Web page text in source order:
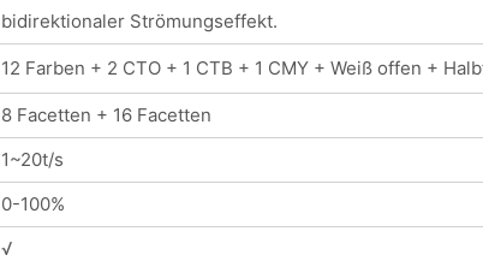
bidirektionaler Strömungseffekt.
12 Farben + 2 CTO + 1 CTB + 1 CMY + Weiß offen +
8 Facetten + 16 Facetten
1~20t/s
0-100%
√